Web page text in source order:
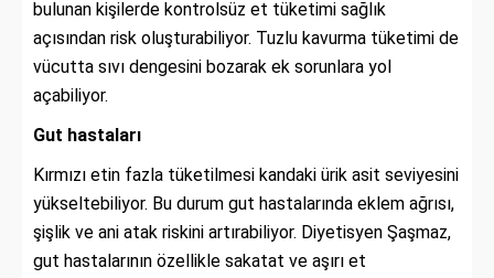
bulunan kişilerde kontrolsüz et tüketimi sağlık
açısından risk oluşturabiliyor. Tuzlu kavurma tüketimi de
vücutta sıvı dengesini bozarak ek sorunlara yol
açabiliyor.
Gut hastaları
Kırmızı etin fazla tüketilmesi kandaki ürik asit seviyesini
yükseltebiliyor. Bu durum gut hastalarında eklem ağrısı,
şişlik ve ani atak riskini artırabiliyor. Diyetisyen Şaşmaz,
gut hastalarının özellikle sakatat ve aşırı et